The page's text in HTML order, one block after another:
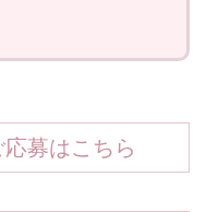
募はこちら